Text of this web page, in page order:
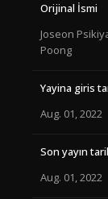
Orijinal İsmi
Joseon
Poong
Yayina giris
Aug. 01, 2022
Son yayın
Aug. 01, 2022